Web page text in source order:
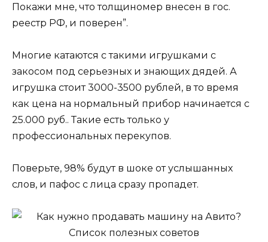
Покажи мне, что толщиномер внесен в гос.
реестр РФ, и поверен”.
Многие катаются с такими игрушками с
закосом под серьезных и знающих дядей. А
игрушка стоит 3000-3500 рублей, в то время
как цена на нормальный прибор начинается с
25.000 руб.. Такие есть только у
профессиональных перекупов.
Поверьте, 98% будут в шоке от услышанных
слов, и пафос с лица сразу пропадет.